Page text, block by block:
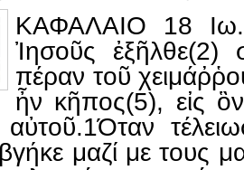
ΚΑΦΑΛΑΙΟ 18
Ἰησοῦς ἐξῆλθε(2)
πέραν τοῦ
ἦν κῆπος(5), εἰς
αὐτοῦ.1Όταν
μαζί με τους